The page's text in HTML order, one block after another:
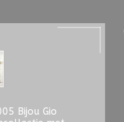
Bijou Gio